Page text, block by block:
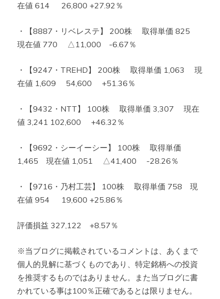
在値 614 26,800 +27.92％
・【8887・リベレステ】 200株 取得単価 825
現在値 770 △11,000 -6.67％
・【9247・TREHD】 200株 取得単価 1,063 現
在値 1,609 54,600 +51.36％
・【9432・NTT】 100株 取得単価 3,307 現在
値 3,241 102,600 +46.32％
・【9692・シーイーシー】 100株 取得単価
1,465 現在値 1,051 △41,400 -28.26％
・【9716・乃村工芸】 100株 取得単価 758 現
在値 954 19,600 +25.86％
評価損益 327,122 +8.57％
※当ブログに掲載されているコメントは、あくまで
個人的見解に基づくものであり、特定銘柄への投資
を推奨するものではありません。また当ブログに書
かれている事は100％正確であるとは限りません。